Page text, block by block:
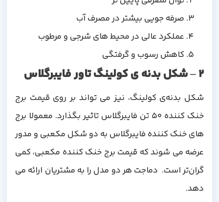
صرفه جویی بیشتر در مصرف آب
عملکرد عالی در محیط های شرجی و مرطوب
کاهش رسوب و گرفتگی
شکل بدنه‌ی کولینگ، نیز می تواند بر روی قیمت برج
خنک کننده 50 تن فایبرگلاس تاثیر بگذارد. معمولا برج
های خنک کننده فایبرگلاس به دو شکل مکعبی و مدور
عرضه می شوند که قیمت برج خنک کننده مکعبی، کمی
گران‌تر است. دماجت هر دو مدل را به مشتریان ارائه می
دهد.